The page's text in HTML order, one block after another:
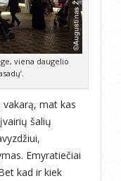
viena daugelio
vakarą, mat kas
šalių
Emyratiečiai
kad ir kiek